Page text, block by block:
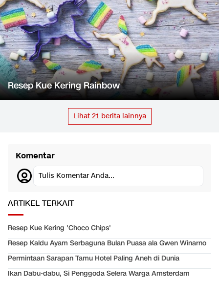
Resep Kue Kering Rainbow
Lihat 21berita lainnya
Komentar
Tulis Komentar Anda...
ARTIKEL TERKAIT
Resep Kue Kering 'Choco Chips'
Resep Kaldu Ayam Serbaguna Bulan Puasa ala Gwen Winarno
Permintaan Sarapan Tamu Hotel Paling Aneh di Dunia
Ikan Dabu-dabu, Si Penggoda Selera Warga Amsterdam